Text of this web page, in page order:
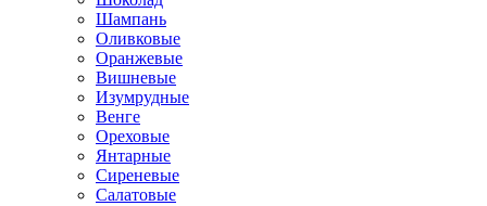
Шампань
Оливковые
Оранжевые
Вишневые
Изумрудные
Венге
Ореховые
Янтарные
Сиреневые
Салатовые